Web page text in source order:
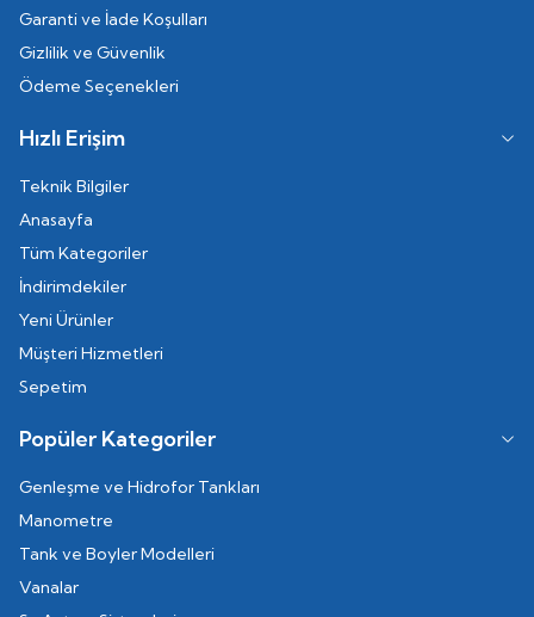
Garanti ve İade Koşulları
Gizlilik ve Güvenlik
Ödeme Seçenekleri
Hızlı Erişim
Teknik Bilgiler
Anasayfa
Tüm Kategoriler
İndirimdekiler
Yeni Ürünler
Müşteri Hizmetleri
Sepetim
Popüler Kategoriler
Genleşme ve Hidrofor Tankları
Manometre
Tank ve Boyler Modelleri
Vanalar